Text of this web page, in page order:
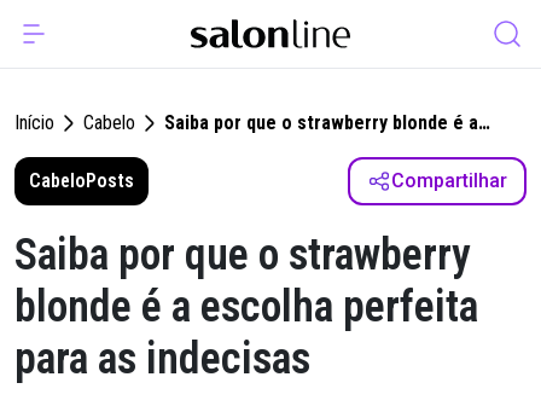
Início Cabelo
Saiba por que o strawberry blonde é a
escolha perfeita para as indecisas
CabeloPosts Compartilhar
Saiba por que o strawberry
blonde é a escolha perfeita
para as indecisas